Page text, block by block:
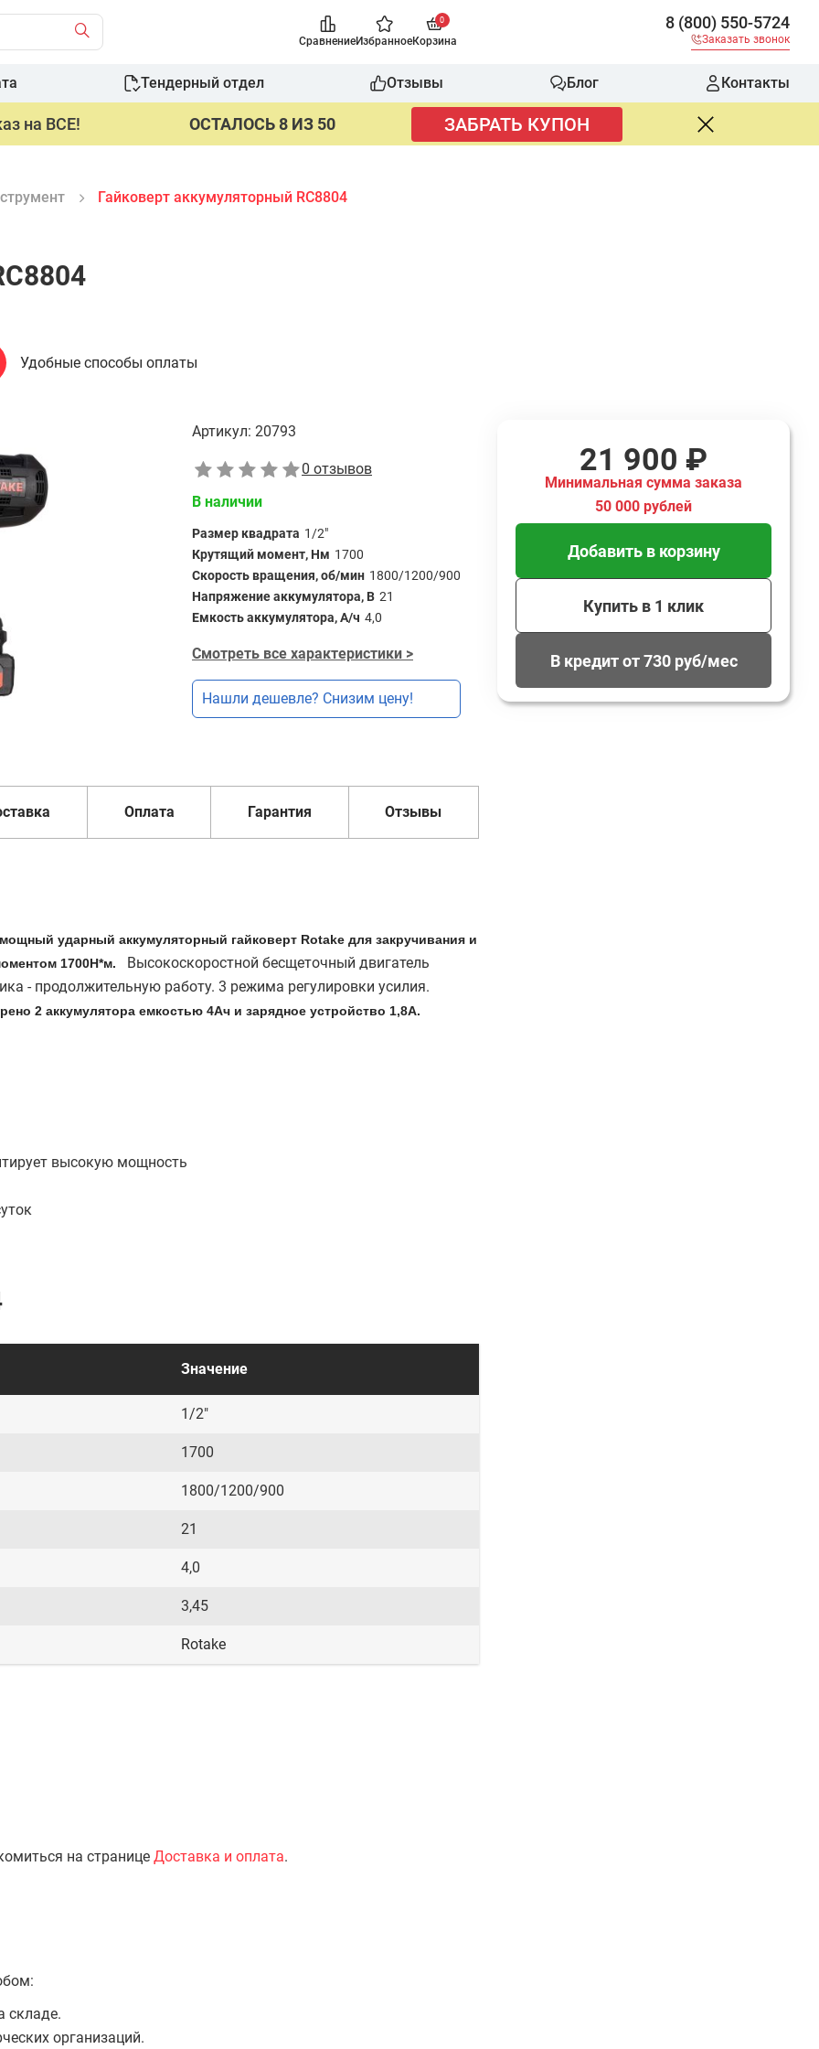
СравнениеИзбранное
0
Корзина
8 (800) 550-5724
Заказать звонок
Тендерный отдел Отзывы Блог Контакты
на ВСЕ! ОСТАЛОСЬ 8 ИЗ 50 ЗАБРАТЬ КУПОН
Гайковерт аккумуляторный RC8804
Удобные способы оплаты
Артикул: 20793
0 отзывов
В наличии
Размер квадрата 1/2"
Крутящий момент, Нм 1700
Скорость вращения, об/мин 1800/1200/900
Напряжение аккумулятора, В 21
Емкость аккумулятора, А/ч 4,0
Смотреть все характеристики >
Нашли дешевле? Снизим цену!
Оплата Гарантия Отзывы
ударный аккумуляторный гайковерт Rotake для закручивания и
1700Н*м.
Высокоскоростной бесщеточный двигатель
- продолжительную работу. 3 режима регулировки усилия.
2 аккумулятора емкостью 4Ач и зарядное устройство 1,8A.
высокую мощность
Значение
1/2"
1700
1800/1200/900
21
4,0
3,45
Rotake
на странице Доставка и оплата.
складе.
организаций.
21 900 ₽
Минимальная сумма заказа
50 000 рублей
Добавить в корзину
Купить в 1 клик
В кредит от 730 руб/мес